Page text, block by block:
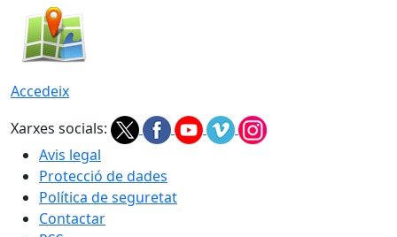
Accedeix
Xarxes socials:
Avis legal
Protecció de dades
Política de seguretat
Contactar